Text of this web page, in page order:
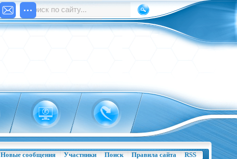
Новые сообщения Участники Поиск Правила сайта RSS